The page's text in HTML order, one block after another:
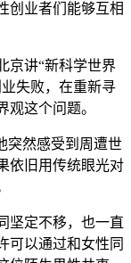
创业者们能够互相
京讲“新科学世界
失败，在重新寻
这个问题。
突然感受到周遭世
依旧用传统眼光对
坚定不移，也一直
可以通过和女性同